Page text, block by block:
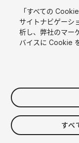
$9.99
消費税は決済時に計算
「すべての
サイトナビゲーシ
析し、弊社のマー
バイスに Cookie
すべ